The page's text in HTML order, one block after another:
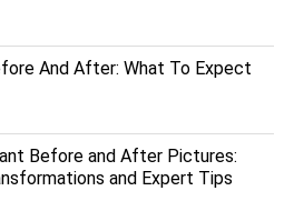
And After: What To Expect
Before and After Pictures:
and Expert Tips